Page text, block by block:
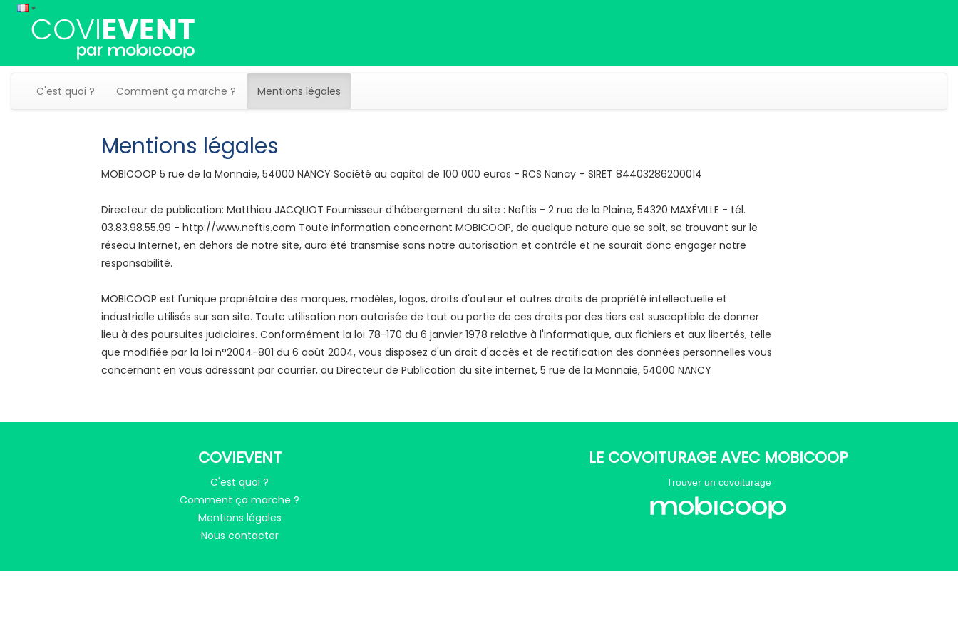
C'est quoi ? Comment ça marche ? Mentions légales
Mentions légales
MOBICOOP 5 rue de la Monnaie, 54000 NANCY Société au capital de 100 000 euros - RCS Nancy – SIRET 84403286200014
Directeur de publication: Matthieu JACQUOT Fournisseur d'hébergement du site : Neftis - 2 rue de la Plaine, 54320 MAXÉVILLE - tél.
03.83.98.55.99 - http://www.neftis.com Toute information concernant MOBICOOP, de quelque nature que se soit, se trouvant sur le
réseau Internet, en dehors de notre site, aura été transmise sans notre autorisation et contrôle et ne saurait donc engager notre
responsabilité.
MOBICOOP est l'unique propriétaire des marques, modèles, logos, droits d'auteur et autres droits de propriété intellectuelle et
industrielle utilisés sur son site. Toute utilisation non autorisée de tout ou partie de ces droits par des tiers est susceptible de donner
lieu à des poursuites judiciaires. Conformément la loi 78-170 du 6 janvier 1978 relative à l'informatique, aux fichiers et aux libertés, telle
que modifiée par la loi n°2004-801 du 6 août 2004, vous disposez d'un droit d'accès et de rectification des données personnelles vous
concernant en vous adressant par courrier, au Directeur de Publication du site internet, 5 rue de la Monnaie, 54000 NANCY
COVIEVENT
C'est quoi ?
Comment ça marche ?
Mentions légales
Nous contacter
LE COVOITURAGE AVEC MOBICOOP
Trouver un covoiturage